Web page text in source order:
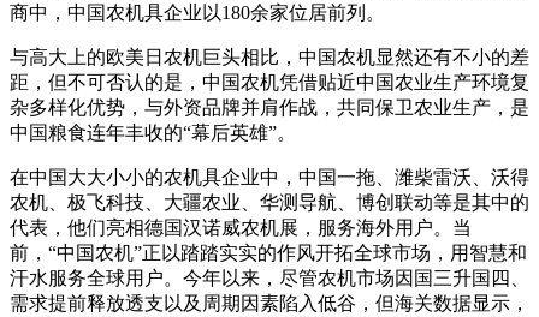
商中，中国农机具企业以180余家位居前列。
与高大上的欧美日农机巨头相比，中国农机显然还有不小的差
距，但不可否认的是，中国农机凭借贴近中国农业生产环境复
杂多样化优势，与外资品牌并肩作战，共同保卫农业生产，是
中国粮食连年丰收的“幕后英雄”。
在中国大大小小的农机具企业中，中国一拖、潍柴雷沃、沃得
农机、极飞科技、大疆农业、华测导航、博创联动等是其中的
代表，他们亮相德国汉诺威农机展，服务海外用户。当
前， “中国农机”正以踏踏实实的作风开拓全球市场，用智慧和
汗水服务全球用户。今年以来，尽管农机市场因国三升国四、
需求提前释放透支以及周期因素陷入低谷，但海关数据显示，